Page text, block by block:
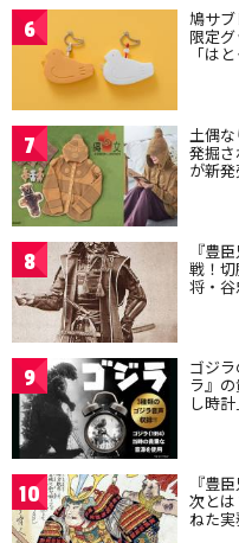
6 鳩サブ
限定
「は
7 土偶
発掘
が新
8 『豊
戦！
将・
9 ゴジ
ラ』
し時
10 『豊
次と
ねた